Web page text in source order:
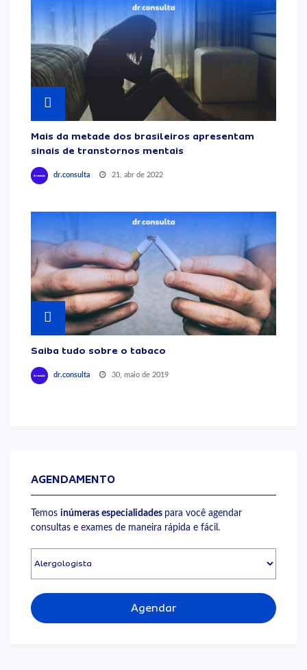
Mais da metade dos brasileiros apresentam
sinais de transtornos mentais
dr.consulta 21, abr de 2022
Saiba tudo sobre o tabaco
dr.consulta 30, maio de 2019
AGENDAMENTO
Temos inúmeras especialidades para você agendar
consultas e exames de maneira rápida e fácil.
Agendar